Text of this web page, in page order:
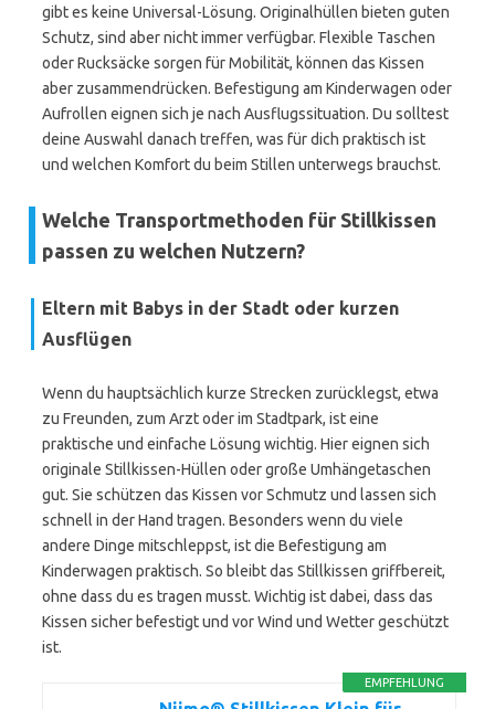
gibt es keine Universal-Lösung. Originalhüllen bieten guten
Schutz, sind aber nicht immer verfügbar. Flexible Taschen
oder Rucksäcke sorgen für Mobilität, können das Kissen
aber zusammendrücken. Befestigung am Kinderwagen oder
Aufrollen eignen sich je nach Ausflugssituation. Du solltest
deine Auswahl danach treffen, was für dich praktisch ist
und welchen Komfort du beim Stillen unterwegs brauchst.
Welche Transportmethoden für Stillkissen
passen zu welchen Nutzern?
Eltern mit Babys in der Stadt oder kurzen
Ausflügen
Wenn du hauptsächlich kurze Strecken zurücklegst, etwa
zu Freunden, zum Arzt oder im Stadtpark, ist eine
praktische und einfache Lösung wichtig. Hier eignen sich
originale Stillkissen-Hüllen oder große Umhängetaschen
gut. Sie schützen das Kissen vor Schmutz und lassen sich
schnell in der Hand tragen. Besonders wenn du viele
andere Dinge mitschleppst, ist die Befestigung am
Kinderwagen praktisch. So bleibt das Stillkissen griffbereit,
ohne dass du es tragen musst. Wichtig ist dabei, dass das
Kissen sicher befestigt und vor Wind und Wetter geschützt
ist.
EMPFEHLUNG